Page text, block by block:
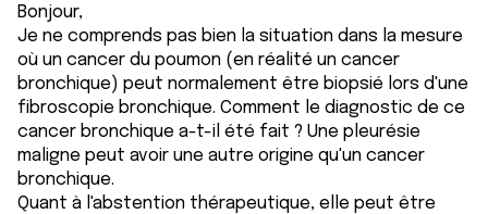
Bonjour,
Je ne comprends pas bien la situation dans la mesure
où un cancer du poumon (en réalité un cancer
bronchique) peut normalement être biopsié lors d'une
fibroscopie bronchique. Comment le diagnostic de ce
cancer bronchique a-t-il été fait ? Une pleurésie
maligne peut avoir une autre origine qu'un cancer
bronchique.
Quant à l'abstention thérapeutique, elle peut être